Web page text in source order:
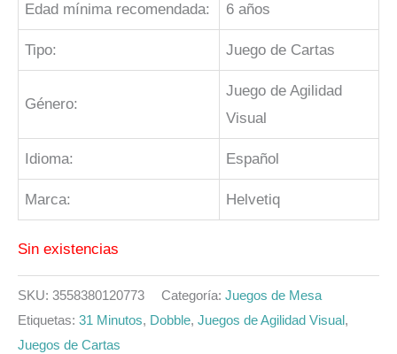
Edad mínima recomendada: 6 años
Tipo: Juego de Cartas
Género:
Juego de Agilidad
Visual
Idioma: Español
Marca: Helvetiq
Sin existencias
SKU: 3558380120773 Categoría: Juegos de Mesa
Etiquetas: 31 Minutos, Dobble, Juegos de Agilidad Visual,
Juegos de Cartas